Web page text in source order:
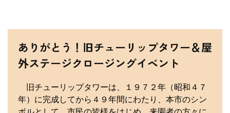
ありがとう！旧チューリップタワー＆屋
外ステージクロージングイベント
旧チューリップタワーは、１９７２年（昭和４７
年）に完成してから４９年間にわたり、本市のシン